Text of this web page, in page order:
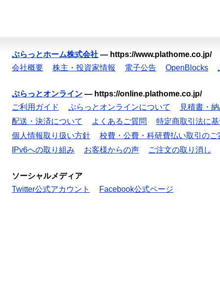
ぷらっとホーム株式会社 — https://www.plathome.co.jp/
会社概要
株主・投資家情報 電子公告 OpenBlocks
ぷらっとオンライン — https://online.plathome.co.jp/
ご利用ガイド
ぷらっとオンラインについて
見積書・
配送・決済について
よくあるご質問
特定商取引法に
個人情報取り扱い方針
校費・公費・科研費払い取引のご
IPv6への取り組み
お客様からの声 ご注文の取り消し
ソーシャルメディア
Twitter公式アカウント
Facebook公式ページ